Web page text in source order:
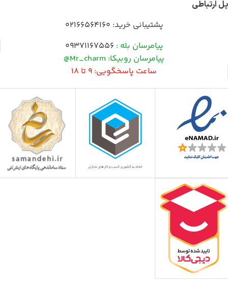
پل ارتباطی
پشتیبانی خرید: 02166564160
پیامرسان بله : 09371167556
پیامرسان روبیکا: Mr_charm@
ساعت پاسخگویی: 9 تا 18